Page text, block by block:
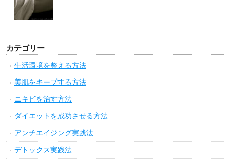
カテゴリー
生活環境を整える方法
美肌をキープする方法
ニキビを治す方法
ダイエットを成功させる方法
アンチエイジング実践法
デトックス実践法